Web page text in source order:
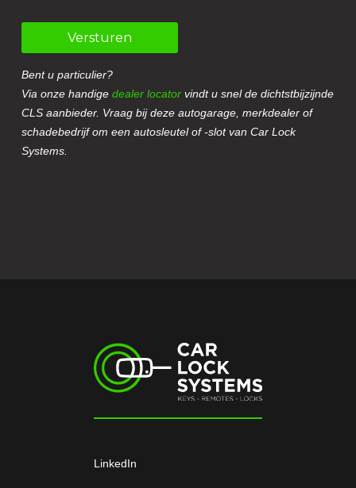
Versturen
Bent u particulier?
Via onze handigedealer locator vindt u snel de dichtstbijzijnde
CLS aanbieder. Vraag bij deze autogarage, merkdealer of
schadebedrijf om een autosleutel of -slot van Car Lock
Systems.
LinkedIn